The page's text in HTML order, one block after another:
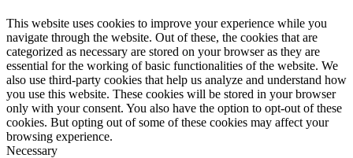
This website uses cookies to improve your experience while you
navigate through the website. Out of these, the cookies that are
categorized as necessary are stored on your browser as they are
essential for the working of basic functionalities of the website. We
also use third-party cookies that help us analyze and understand how
you use this website. These cookies will be stored in your browser
only with your consent. You also have the option to opt-out of these
cookies. But opting out of some of these cookies may affect your
browsing experience.
Necessary